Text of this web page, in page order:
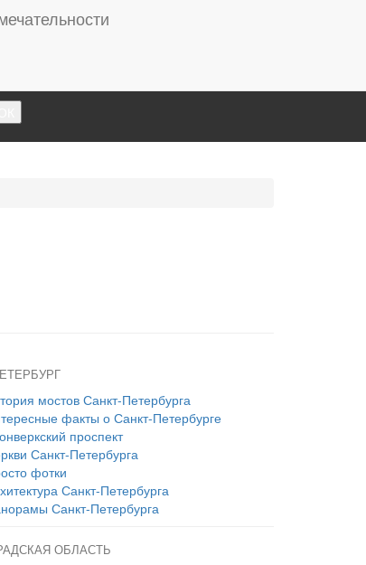
мостов Санкт-Петербурга
факты о Санкт-Петербурге
проспект
Санкт-Петербурга
фотки
Санкт-Петербурга
Санкт-Петербурга
ОБЛАСТЬ